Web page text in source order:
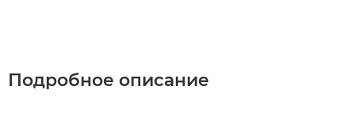
Подробное описание